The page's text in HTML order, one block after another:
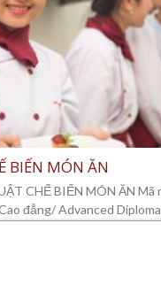
BIẾN MÓN ĂN
CHẾ BIẾN MÓN ĂN Mã
đẳng/ Advanced